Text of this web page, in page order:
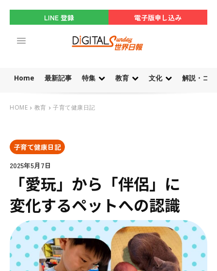
LINE 登録 電子版申し込み
Home 最新記事 特集 教育 文化 解説・コ
HOME 教育 子育て健康日記
子育て健康日記
2025年5月7日
「愛玩」から「伴侶」に
変化するペットへの認識